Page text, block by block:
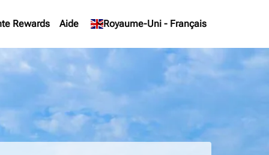
Rewards Aide Royaume-Uni - Français
keyboard_arrow_down